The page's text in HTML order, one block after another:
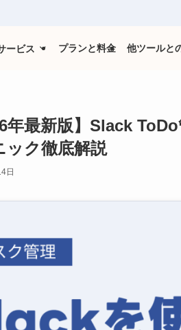
ービス プランと料金 他ツールと
年最新版】Slack
ック徹底解説
日